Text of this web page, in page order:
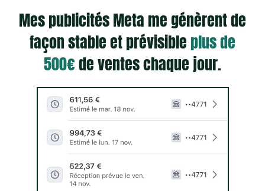
Mes publicités Meta me génèrent de
façon stable et prévisible plus de
500€de ventes chaque jour.